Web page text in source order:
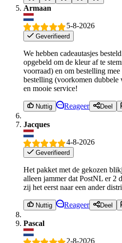
Armaan
5-8-2026
Geverifieerd
We hebben cadeautasjes
opgebeld om de kleur af te
voorraad) en om bestelling mee
bestelling (voorkomen dubbele
en mooie service!
Nuttig Reageer Deel
Jacques
4-8-2026
Geverifieerd
Het pakket met de gekozen
alleen jammer dat PostNL er 2
zij het eerst naar een ander
Nuttig Reageer Deel
Pascal
2-8-2026